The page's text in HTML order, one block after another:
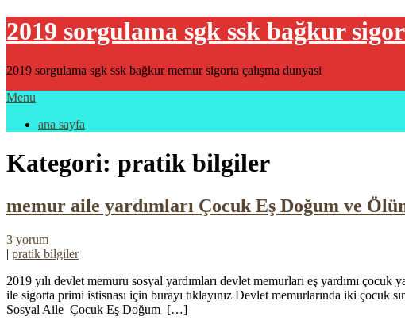
2019 sorgulama sgk ssk bağkur
2019 sorgulama sgk ssk bağkur memur sigorta çalışma dunyasi
Menu
ana sayfa
Kategori: pratik bilgiler
memur aile yardımları Çocuk Eş Doğum ve
3 yorum
| pratik bilgiler
2019 yılı devlet memuru sosyal yardımları devlet memurları eş yardımı
ile sigorta primi istisnası için burayı tıklayınız Devlet memurlarında iki çocuk
Sosyal Aile Çocuk Eş Doğum […]